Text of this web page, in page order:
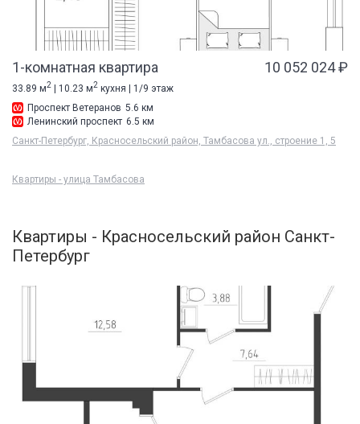
1-комнатная квартира 10 052 024 ₽
33.89 м2 | 10.23 м2 кухня | 1/9 этаж
Проспект Ветеранов 5.6 км
Ленинский проспект 6.5 км
Санкт-Петербург, Красносельский район, Тамбасова ул., строение 1, 5
Квартиры - улица Тамбасова
Квартиры - Красносельский район Санкт-
Петербург